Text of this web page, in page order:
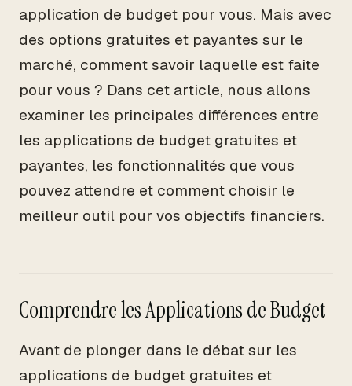
application de budget pour vous. Mais avec
des options gratuites et payantes sur le
marché, comment savoir laquelle est faite
pour vous ? Dans cet article, nous allons
examiner les principales différences entre
les applications de budget gratuites et
payantes, les fonctionnalités que vous
pouvez attendre et comment choisir le
meilleur outil pour vos objectifs financiers.
Comprendre les Applications de Budget
Avant de plonger dans le débat sur les
applications de budget gratuites et